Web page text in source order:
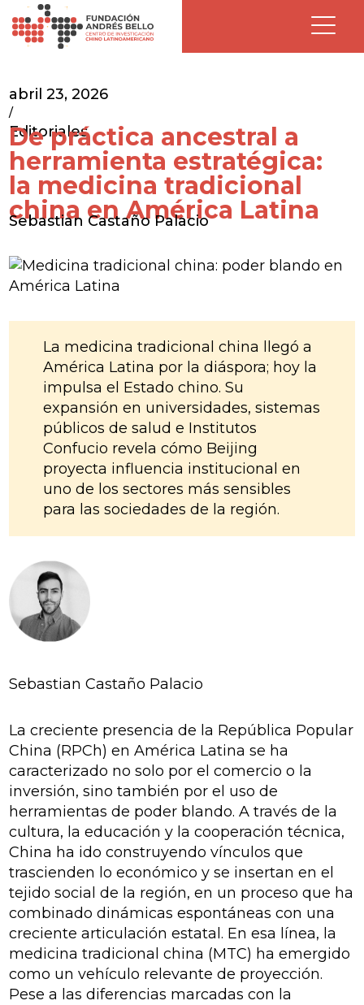
abril 23, 2026
/
Editoriales
De práctica ancestral a
herramienta estratégica:
la medicina tradicional
china en América Latina
Sebastian Castaño Palacio
La medicina tradicional china llegó a
América Latina por la diáspora; hoy la
impulsa el Estado chino. Su
expansión en universidades, sistemas
públicos de salud e Institutos
Confucio revela cómo Beijing
proyecta influencia institucional en
uno de los sectores más sensibles
para las sociedades de la región.
Sebastian Castaño Palacio
La creciente presencia de la República Popular
China (RPCh) en América Latina se ha
caracterizado no solo por el comercio o la
inversión, sino también por el uso de
herramientas de poder blando. A través de la
cultura, la educación y la cooperación técnica,
China ha ido construyendo vínculos que
trascienden lo económico y se insertan en el
tejido social de la región, en un proceso que ha
combinado dinámicas espontáneas con una
creciente articulación estatal. En esa línea, la
medicina tradicional china (MTC) ha emergido
como un vehículo relevante de proyección.
Pese a las diferencias marcadas con la